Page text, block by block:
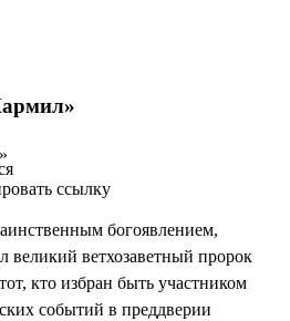
богоявлением,
великий ветхозаветный пророк
кто избран быть участником
событий в преддверии